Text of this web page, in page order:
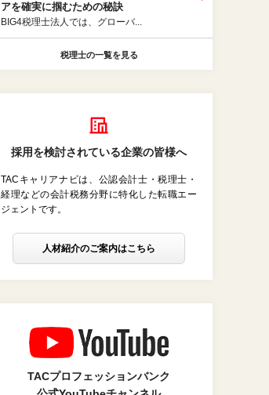
アを確実に掴むための秘訣
BIG4税理士法人では、グローバ...
税理士の一覧を見る
採用を検討されている企業の皆様へ
TACキャリアナビは、公認会計士・税理士・
経理などの会計税務分野に特化した転職エー
ジェントです。
人材紹介のご案内はこちら
TACプロフェッションバンク